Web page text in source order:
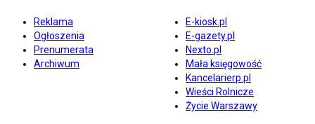
Reklama
Ogłoszenia
Prenumerata
Archiwum
E-kiosk.pl
E-gazety.pl
Nexto.pl
Mała księgowość
Kancelarierp.pl
Wieści Rolnicze
Życie Warszawy